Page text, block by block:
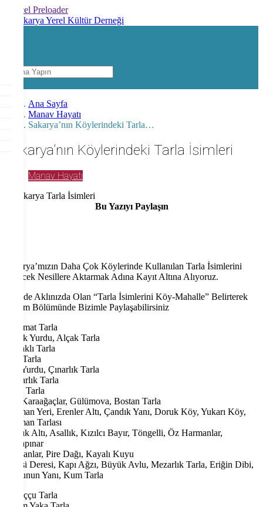
Cancel Preloader
X
Ana Sayfa
Manav Hayatı
Sakarya’nın Köylerindeki Tarla…
Sakarya’nın Köylerindeki Tarla İsimleri
Manav Hayatı
Bu Yazıyı Paylaşın
Sakarya’mızın Daha Çok Köylerinde Kullanılan Tarla İsimlerini
Gelecek Nesillere Aktarmak Adına Kayıt Altına Alıyoruz.
Sizinde Aklınızda Olan “Tarla İsimlerini Köy-Mahalle” Belirterek
Yorum Bölümünde Bizimle Paylaşabilirsiniz
Karamat Tarla
Kulak Yurdu, Alçak Tarla
Kavaklı Tarla
Köş Tarla
Yaz Yurdu, Çınarlık Tarla
Mezarlık Tarla
Kum Tarla
Çift Karaağaçlar, Gülümova, Bostan Tarla
Harman Yeri, Erenler Altı, Çandık Yanı, Doruk Köy, Yukarı Köy,
Harman Tarlası
Bağlık Altı, Asallık, Kızılcı Bayır, Töngelli, Öz Harmanlar,
Akçapınar
Salmanlar, Pire Dağı, Kayalı Kuyu
Şemsi Deresi, Kapı Ağzı, Büyük Avlu, Mezarlık Tarla, Eriğin Dibi,
Kuyunun Yanı, Kum Tarla
Papuççu Tarla